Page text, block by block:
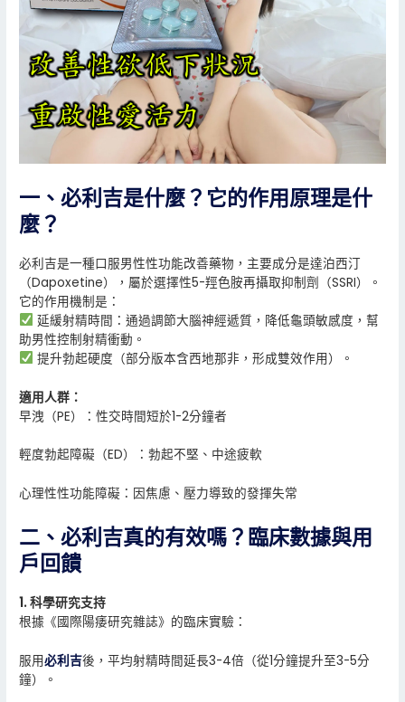
一、必利吉是什麼？它的作用原理是什
麼？
必利吉是一種口服男性性功能改善藥物，主要成分是達泊西汀
（Dapoxetine），屬於選擇性5-羥色胺再攝取抑制劑（SSRI）。
它的作用機制是：
延緩射精時間：通過調節大腦神經遞質，降低龜頭敏感度，幫
助男性控制射精衝動。
提升勃起硬度（部分版本含西地那非，形成雙效作用）。
適用人群：
早洩（PE）：性交時間短於1-2分鐘者
輕度勃起障礙（ED）：勃起不堅、中途疲軟
心理性性功能障礙：因焦慮、壓力導致的發揮失常
二、必利吉真的有效嗎？臨床數據與用
戶回饋
1. 科學研究支持
根據《國際陽痿研究雜誌》的臨床實驗：
服用必利吉後，平均射精時間延長3-4倍（從1分鐘提升至3-5分
鐘）。